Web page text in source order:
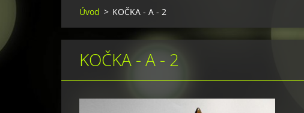
Úvod > KOČKA - A - 2
KOČKA - A - 2